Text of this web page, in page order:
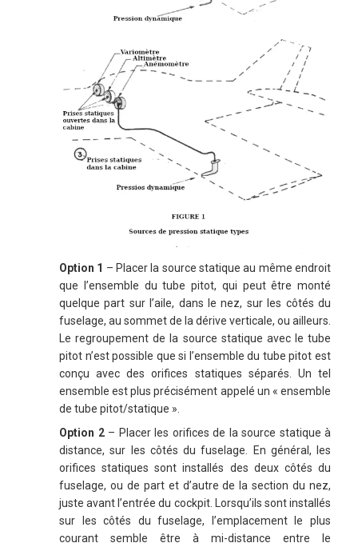
Option 1 – Placer la source statique au même endroit
que l’ensemble du tube pitot, qui peut être monté
quelque part sur l’aile, dans le nez, sur les côtés du
fuselage, au sommet de la dérive verticale, ou ailleurs.
Le regroupement de la source statique avec le tube
pitot n’est possible que si l’ensemble du tube pitot est
conçu avec des orifices statiques séparés. Un tel
ensemble est plus précisément appelé un « ensemble
de tube pitot/statique ».
Option 2– Placer les orifices de la source statique à
distance, sur les côtés du fuselage. En général, les
orifices statiques sont installés des deux côtés du
fuselage, ou de part et d’autre de la section du nez,
juste avant l’entrée du cockpit. Lorsqu’ils sont installés
sur les côtés du fuselage, l’emplacement le plus
courant semble être à mi-distance entre le